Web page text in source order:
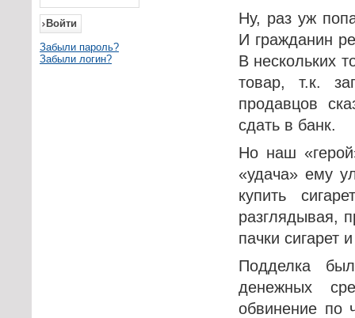
Забыли пароль?
Забыли логин?
Ну, раз уж
И гражданин
В нескольких
товар, т.к.
продавцов
сдать в банк.
Но наш
«удача» ему
купить
разглядывая,
пачки сигарет
Подделка
денежных
обвинение